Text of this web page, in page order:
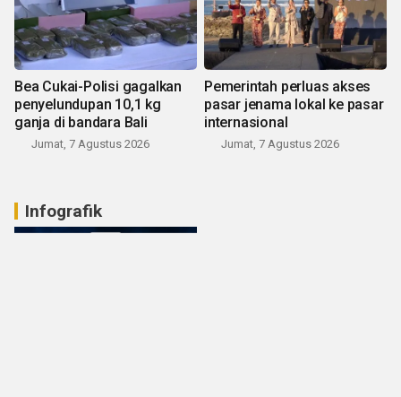
Bea Cukai-Polisi gagalkan
penyelundupan 10,1 kg
ganja di bandara Bali
Jumat, 7 Agustus 2026
Pemerintah perluas akses
pasar jenama lokal ke pasar
internasional
Jumat, 7 Agustus 2026
Infografik